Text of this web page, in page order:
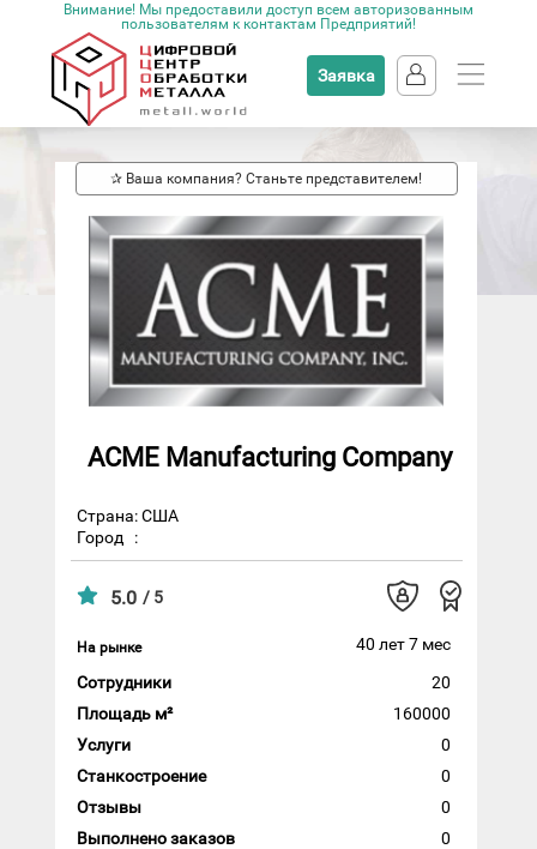
Внимание! Мы предоставили доступ всем авторизованным
пользователям к контактам Предприятий!
Заявка
✰ Ваша компания? Станьте представителем!
ACME Manufacturing Company
Страна: США
Город
:
5.0 / 5
На рынке
40 лет 7 мес
Сотрудники
20
Площадь м²
160000
Услуги
0
Станкостроение
0
Отзывы
0
Выполнено заказов
0